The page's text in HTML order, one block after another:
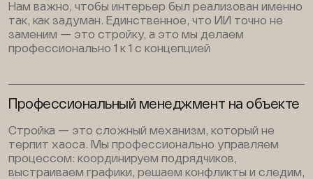
Нам важно, чтобы интерьер был реализован именно
так, как задуман. Единственное, что ИИ точно не
заменим — это стройку, а это мы делаем
профессионально 1 к 1 с концепцией
Профессиональный менеджмент на объекте
Стройка — это сложный механизм, который не
терпит хаоса. Мы профессионально управляем
процессом: координируем подрядчиков,
выстраиваем графики, решаем конфликты и следим,